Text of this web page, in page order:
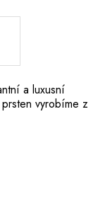
a luxusní
vyrobíme z